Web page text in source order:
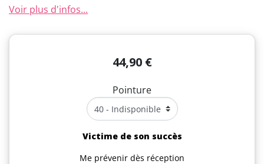
Voir plus d'infos...
44,90 €
Pointure
Victime de son succès
Me prévenir dès réception